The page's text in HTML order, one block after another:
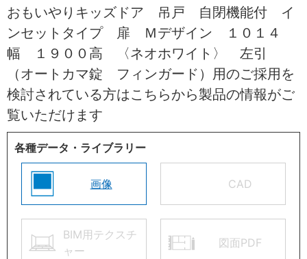
おもいやりキッズドア 吊戸 自閉機能付 イ
ンセットタイプ 扉 Ｍデザイン １０１４
幅 １９００高 〈ネオホワイト〉 左引
（オートカマ錠 フィンガード）用のご採用を
検討されている方はこちらから製品の情報がご
覧いただけます
各種データ・ライブラリー
画像 CAD
BIM用テクスチ
ャー
図面PDF